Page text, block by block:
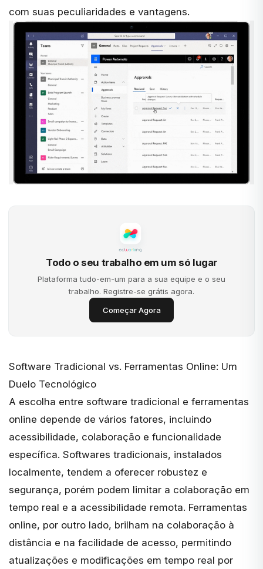
com suas peculiaridades e vantagens.
Todo o seu trabalho em um só lugar
Plataforma tudo-em-um para a sua equipe e o seu
trabalho. Registre-se grátis agora.
Começar Agora
Software Tradicional vs. Ferramentas Online: Um
Duelo Tecnológico
A escolha entre software tradicional e ferramentas
online depende de vários fatores, incluindo
acessibilidade, colaboração e funcionalidade
específica. Softwares tradicionais, instalados
localmente, tendem a oferecer robustez e
segurança, porém podem limitar a colaboração em
tempo real e a acessibilidade remota. Ferramentas
online, por outro lado, brilham na colaboração à
distância e na facilidade de acesso, permitindo
atualizações e modificações em tempo real por